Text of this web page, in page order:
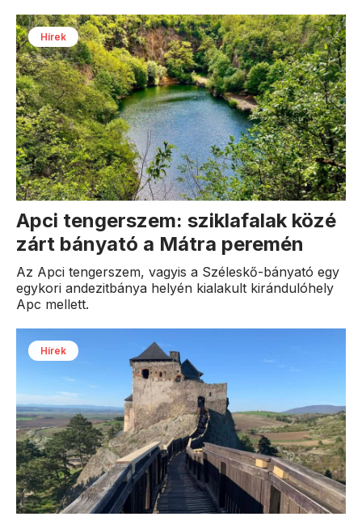
Hírek
Apci tengerszem: sziklafalak közé
zárt bányató a Mátra peremén
Az Apci tengerszem, vagyis a Széleskő-bányató egy
egykori andezitbánya helyén kialakult kirándulóhely
Apc mellett.
Hírek